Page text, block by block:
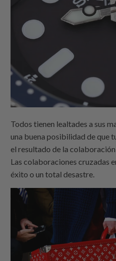
Todos tienen lealtades a sus
una buena posibilidad de que
el resultado de la
Las colaboraciones cruzadas
éxito o un total desastre.